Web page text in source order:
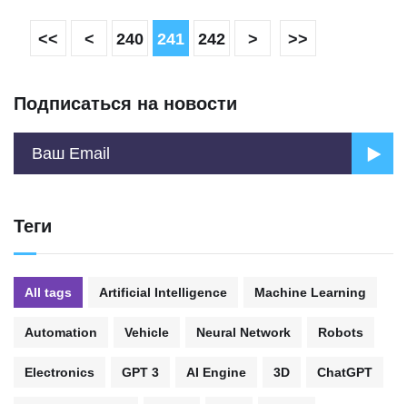
<< < 240 241 242 > >>
Подписаться на новости
Теги
All tags Artificial Intelligence Machine Learning
Automation Vehicle Neural Network Robots
Electronics GPT 3 AI Engine 3D ChatGPT